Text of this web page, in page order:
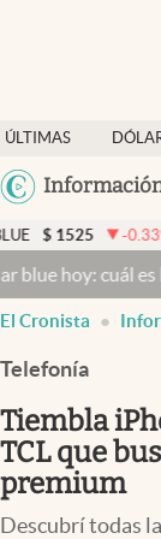
ÚLTIMAS
NOTICIAS
Dólar
Members
Economía y Política
Finanzas y Mercados
Mercados
Negocios
Columnistas
Otras
-0.33%
es la
El Cronista
Telefonía
Tiembla
TCL que
premium
Descubrí todas